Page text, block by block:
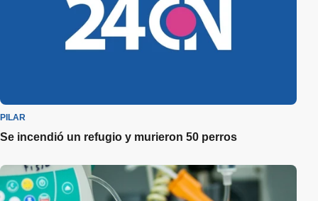
PILAR
Se incendió un refugio y murieron 50 perros